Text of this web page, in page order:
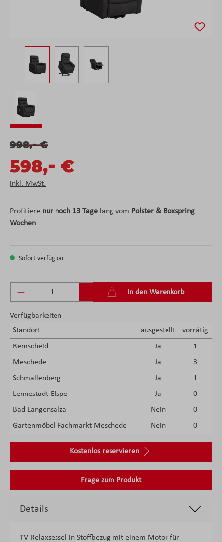
998,-€
598,- €
inkl. MwSt.
Profitiere nur noch 13 Tage lang vom Polster & Boxspring
Wochen
Sofort verfügbar
Produkt Anzahl: Gib den gewünschten Wert
In den Warenkorb
Verfügbarkeiten
Standort
ausgestellt vorrätig
Remscheid Ja
1
Meschede
Ja
3
Schmallenberg
Ja
1
Lennestadt-Elspe
Ja
0
Bad Langensalza
Nein
0
Gartenmöbel Fachmarkt Meschede
Nein 0
Kostenlos reservieren
Frage zum Produkt
Details
TV-Relaxsessel in Stoffbezug mit einem Motor für